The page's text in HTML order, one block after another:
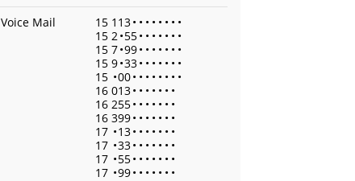
Voice Mail
15 113• • • • • • • •
15 2•55• • • • • • •
15 7•99• • • • • • •
15 9•33• • • • • • •
15 •00• • • • • • • •
16 013• • • • • • •
16 255• • • • • • •
16 399• • • • • • •
17 •13• • • • • • •
17 •33• • • • • • •
17 •55• • • • • • •
17 •99• • • • • • •